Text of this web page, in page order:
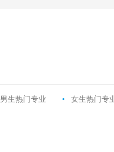
男生热门专业 • 女生热门专